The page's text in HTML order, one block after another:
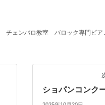
チェンバロ教室 バロック専門ピア
ショパンコンク